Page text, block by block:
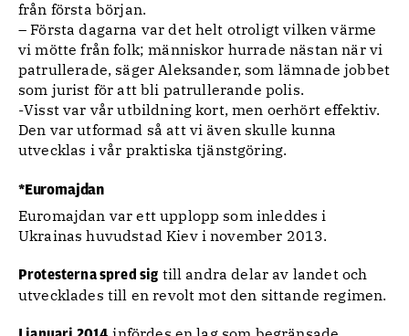
från första början.
– Första dagarna var det helt otroligt vilken värme
vi mötte från folk; människor hurrade nästan när vi
patrullerade, säger Aleksander, som lämnade jobbet
som jurist för att bli patrullerande polis.
-Visst var vår utbildning kort, men oerhört effektiv.
Den var utformad så att vi även skulle kunna
utvecklas i vår praktiska tjänstgöring.
*Euromajdan
Euromajdan var ett upplopp som inleddes i
Ukrainas huvudstad Kiev i november 2013.
Protesterna spred sig till andra delar av landet och
utvecklades till en revolt mot den sittande regimen.